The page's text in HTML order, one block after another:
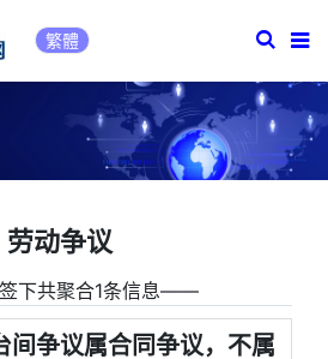
繁體
劳动争议
下共聚合1条信息――
间争议属合同争议，不属